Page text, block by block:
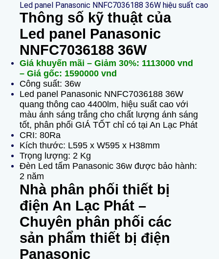
Led panel Panasonic NNFC7036188 36W hiệu suất cao
Thông số kỹ thuật của
Led panel Panasonic
NNFC7036188 36W
Giá khuyến mãi – Giảm 30%: 1113000 vnd
– Giá gốc: 1590000 vnd
Công suất: 36w
Led panel Panasonic NNFC7036188 36W
quang thông cao 4400lm, hiệu suất cao với
màu ánh sáng trắng cho chất lượng ánh sáng
tốt, phân phối GIÁ TỐT chỉ có tại An Lạc Phát
CRI: 80Ra
Kích thước: L595 x W595 x H38mm
Trọng lượng: 2 Kg
Đèn Led tấm Panasonic 36w được bảo hành:
2 năm
Nhà phân phối thiết bị
điện An Lạc Phát –
Chuyên phân phối các
sản phẩm thiết bị điện
Panasonic